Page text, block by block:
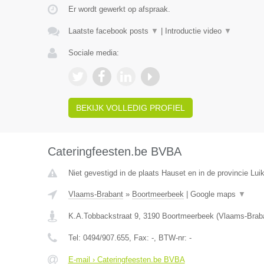
Er wordt gewerkt op afspraak.
Laatste facebook posts ▼ Introductie video ▼
Sociale media:
BEKIJK VOLLEDIG PROFIEL
Cateringfeesten.be BVBA
Niet gevestigd in de plaats Hauset en in de provincie
Vlaams-Brabant» Boortmeerbeek| Google maps ▼
K.A.Tobbackstraat 9, 3190 Boortmeerbeek(Vlaams-
Tel: 0494/907.655, Fax: -, BTW-nr: -
E-mail › Cateringfeesten.be BVBA